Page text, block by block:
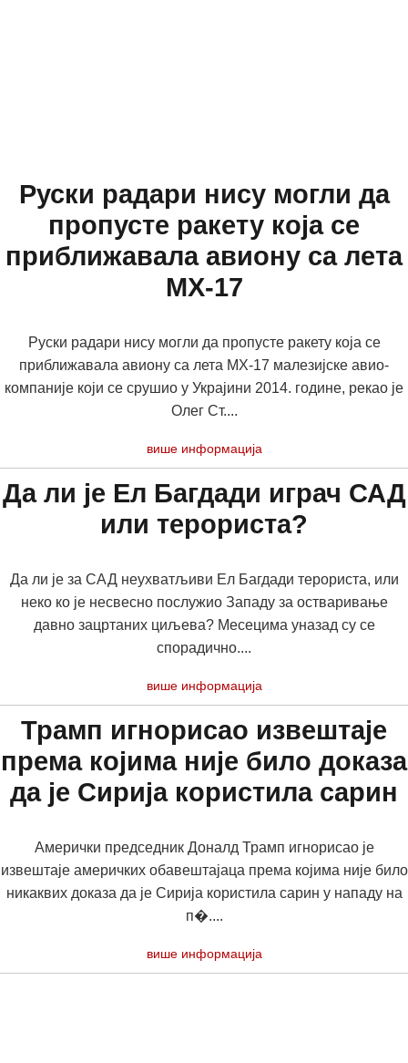
Руски радари нису могли да
пропусте ракету која се
приближавала авиону са лета
МХ-17
Руски радари нису могли да пропусте ракету која се
приближавала авиону са лета МХ-17 малезијске авио-
компаније који се срушио у Украјини 2014. године, рекао је
Олег Ст....
више информација
Да ли је Ел Багдади играч САД
или терориста?
Да ли је за САД неухватљиви Ел Багдади терориста, или
неко ко је несвесно послужио Западу за остваривање
давно зацртаних циљева? Месецима уназад су се
спорадично....
више информација
Трамп игнорисао извештаје
према којима није било доказа
да је Сирија користила сарин
Амерички председник Доналд Трамп игнорисао је
извештаје америчких обавештајаца према којима није било
никаквих доказа да је Сирија користила сарин у нападу на
п�....
више информација